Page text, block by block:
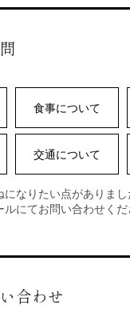
食事について
交通について
になりたい点がありま
にてお問い合わせくだ
合わせ